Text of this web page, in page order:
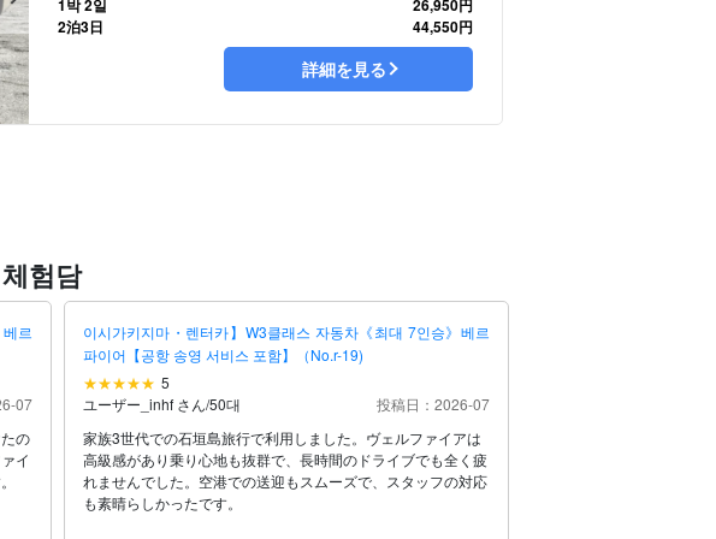
1박 2일
26,950円
2泊3日
44,550円
詳細を見る
험담
르
07
の
イ
이시가키지마・렌터카】W3클래스 자동차《최대 7인승》베르
파이어【공항 송영 서비스 포함】（No.r-19)
5
ユーザー_inhf さん/50대
投稿日：2026-07
家族3世代での石垣島旅行で利用しました。ヴェルファイアは
高級感があり乗り心地も抜群で、長時間のドライブでも全く疲
れませんでした。空港での送迎もスムーズで、スタッフの対応
も素晴らしかったです。